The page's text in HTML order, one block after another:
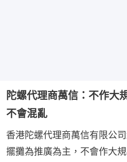
陀螺代理商萬信：不作
不會混亂
香港陀螺代理商萬信有限公
擺攤為推廣為主，不會作大